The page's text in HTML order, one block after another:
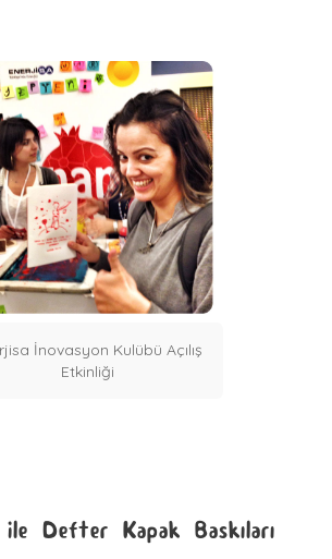
İnovasyon Kulübü Açılış
Etkinliği
Defter Kapak Baskıları